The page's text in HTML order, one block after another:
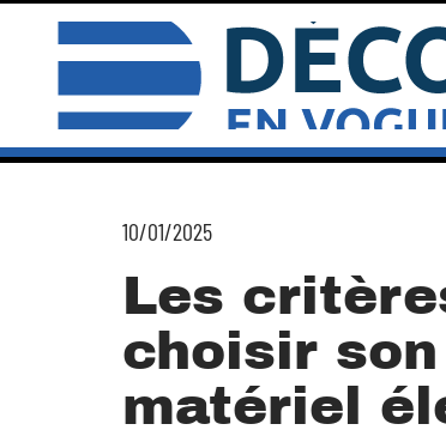
10/01/2025
Les
choisir
matériel